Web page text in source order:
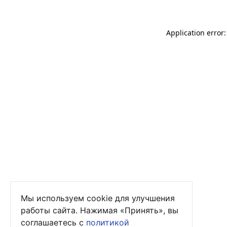
Application
Мы используем cookie для улучшения
работы сайта. Нажимая «Принять», вы
соглашаетесь с политикой